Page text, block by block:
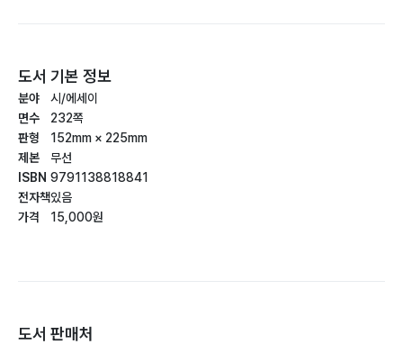
도서 기본 정보
분야
면수
판형
제본
ISBN
전자책
가격
시/에세이
232쪽
152mm × 225mm
무선
9791138818841
있음
15,000원
도서 판매처